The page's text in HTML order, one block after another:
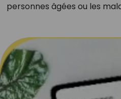
personnes âgées ou les